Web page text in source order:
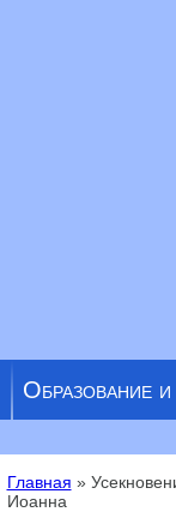
Образование
Вы здесь
Главная »
Иоанна